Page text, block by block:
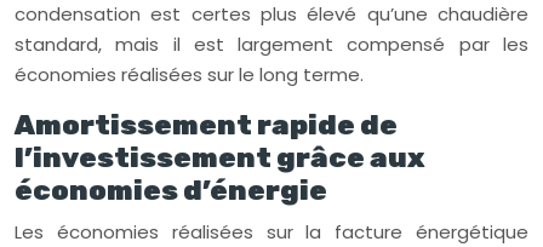
condensation est certes plus élevé qu’une chaudière
standard, mais il est largement compensé par les
économies réalisées sur le long terme.
Amortissement rapide de
l’investissement grâce aux
économies d’énergie
Les économies réalisées sur la facture énergétique